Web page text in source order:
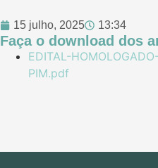
15 julho, 2025 13:34
Faça o download dos
EDITAL-
PIM.pdf